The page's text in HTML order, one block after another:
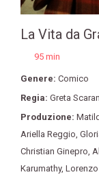
La Vita da
95 min
Genere: Comico
Regia: Greta
Produzione:
Ariella Reggio,
Christian Ginepro,
Karumathy,